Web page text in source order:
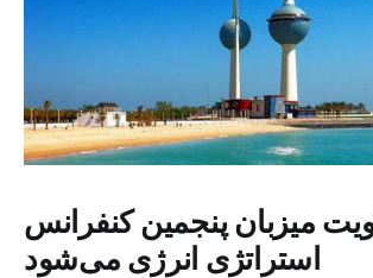
میزبان پنجمین کنفرانس
استراتژی انرژی می‌شود